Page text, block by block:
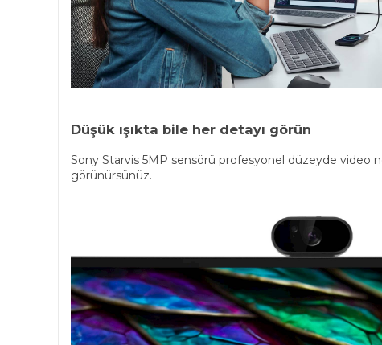
Düşük ışıkta bile her detayı görün
Sony Starvis 5MP sensörü profesyonel düzeyde video
görünürsünüz.